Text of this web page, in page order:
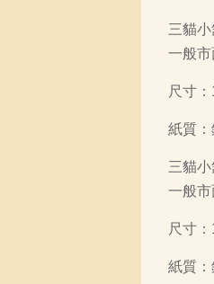
三貓
一般
尺寸
紙質
三貓
一般
尺寸
紙質